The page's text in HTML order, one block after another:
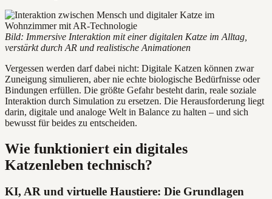
Bild: Immersive Interaktion mit einer digitalen Katze im Alltag,
verstärkt durch AR und realistische Animationen
Vergessen werden darf dabei nicht: Digitale Katzen können zwar
Zuneigung simulieren, aber nie echte biologische Bedürfnisse oder
Bindungen erfüllen. Die größte Gefahr besteht darin, reale soziale
Interaktion durch Simulation zu ersetzen. Die Herausforderung liegt
darin, digitale und analoge Welt in Balance zu halten – und sich
bewusst für beides zu entscheiden.
Wie funktioniert ein digitales
Katzenleben technisch?
KI, AR und virtuelle Haustiere: Die Grundlagen